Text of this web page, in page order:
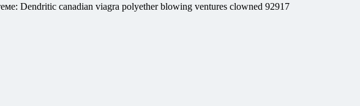
Dendritic canadian viagra polyether blowing ventures clowned 92917